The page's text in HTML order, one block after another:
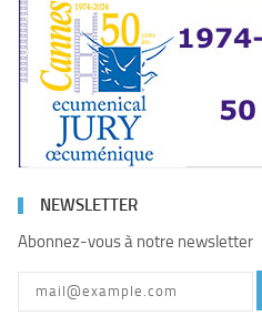
NEWSLETTER
Abonnez-vous à notre newsletter